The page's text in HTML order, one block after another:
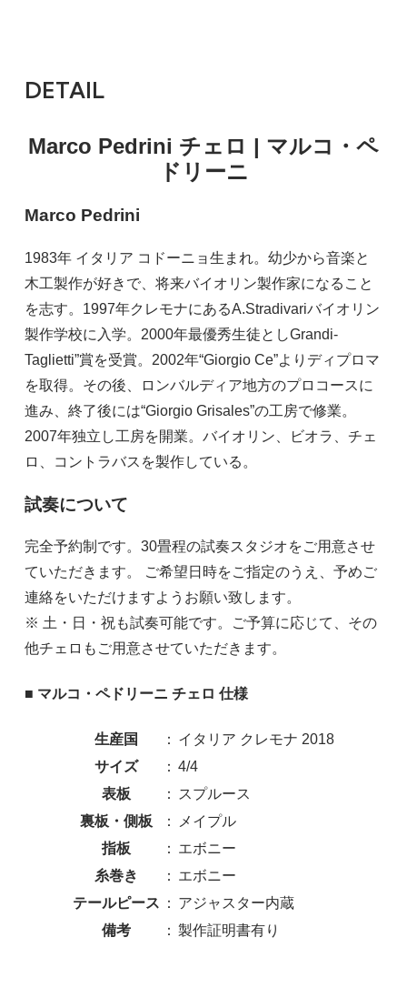
DETAIL
Marco Pedrini チェロ | マルコ・ペ
ドリーニ
Marco Pedrini
1983年 イタリア コドーニョ生まれ。幼少から音楽と
木工製作が好きで、将来バイオリン製作家になること
を志す。1997年クレモナにあるA.Stradivariバイオリン
製作学校に入学。2000年最優秀生徒としGrandi-
Taglietti”賞を受賞。2002年“Giorgio Ce”よりディプロマ
を取得。その後、ロンバルディア地方のプロコースに
進み、終了後には“Giorgio Grisales”の工房で修業。
2007年独立し工房を開業。バイオリン、ビオラ、チェ
ロ、コントラバスを製作している。
試奏について
完全予約制です。30畳程の試奏スタジオをご用意させ
ていただきます。 ご希望日時をご指定のうえ、予めご
連絡をいただけますようお願い致します。
※ 土・日・祝も試奏可能です。ご予算に応じて、その
他チェロもご用意させていただきます。
■ マルコ・ペドリーニ チェロ 仕様
生産国 ： イタリア クレモナ 2018
サイズ
： 4/4
表板
：
スプルース
裏板・側板
：
メイプル
指板
： エボニー
糸巻き
： エボニー
テールピース ： アジャスター内蔵
備考
： 製作証明書有り